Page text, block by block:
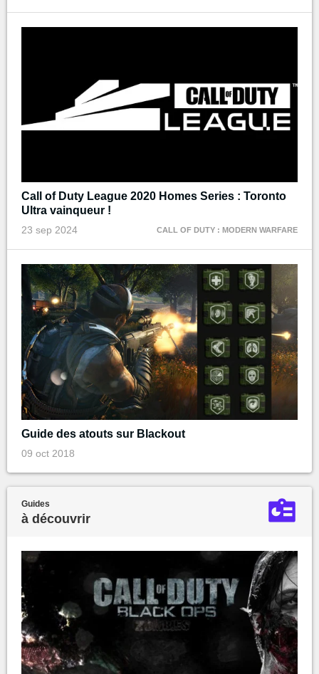
Call of Duty League 2020 Homes Series : Toronto
Ultra vainqueur !
23 sep 2024 CALL OF DUTY : MODERN WARFARE
Guide des atouts sur Blackout
09 oct 2018
Guides
à découvrir